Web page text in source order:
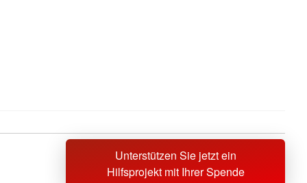
Unterstützen Sie jetzt ein
Hilfsprojekt mit Ihrer Spende
Sprache wechseln zu